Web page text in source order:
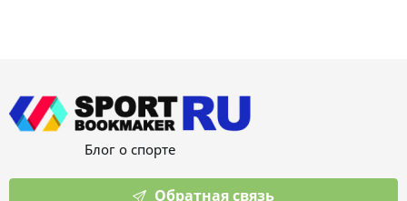
Блог о спорте
Обратная связь